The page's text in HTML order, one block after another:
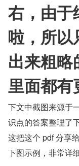
右，由于
啦，所以
出来粗
里面都有
下文中截图来源于
识点的答案整理了
这把这个 pdf 分享
下图示例，非常详